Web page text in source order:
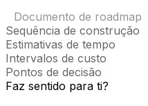
Documento de roadmap
Sequência de construção
Estimativas de tempo
Intervalos de custo
Pontos de decisão
Faz sentido para ti?